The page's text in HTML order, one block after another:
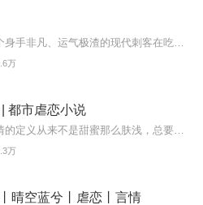
万
都市虐恋小说
万
晴空蓝兮丨虐恋丨言情